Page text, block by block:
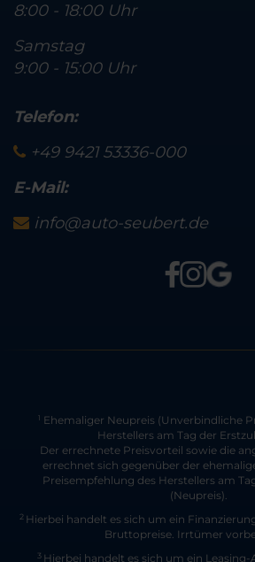
8:00 - 18:00 Uhr
Samstag
9:00 - 15:00 Uhr
Telefon:
+49 9421 53336-000
E-Mail:
info@auto-seubert.de
1
Ehemaliger Neupreis (Unverbindliche
Herstellers am Tag der
Der errechnete Preisvorteil sowie die
errechnet sich gegenüber der
Preisempfehlung des Herstellers am
(Neupreis).
2 Hierbei handelt es sich um ein
Bruttopreise. Irrtümer
3 Hierbei handelt es sich um ein